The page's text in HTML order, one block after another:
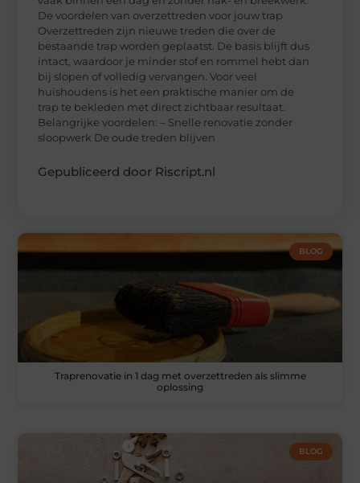
De voordelen van overzettreden voor jouw trap
Overzettreden zijn nieuwe treden die over de
bestaande trap worden geplaatst. De basis blijft dus
intact, waardoor je minder stof en rommel hebt dan
bij slopen of volledig vervangen. Voor veel
huishoudens is het een praktische manier om de
trap te bekleden met direct zichtbaar resultaat.
Belangrijke voordelen: – Snelle renovatie zonder
sloopwerk De oude treden blijven
Gepubliceerd door Riscript.nl
BLOG
Traprenovatie in 1 dag met overzettreden als slimme
oplossing
BLOG